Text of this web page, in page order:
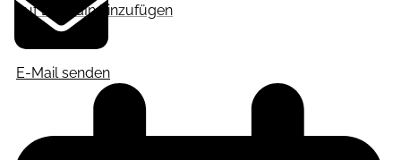
Auf LinkedIn hinzufügen
E-Mail senden